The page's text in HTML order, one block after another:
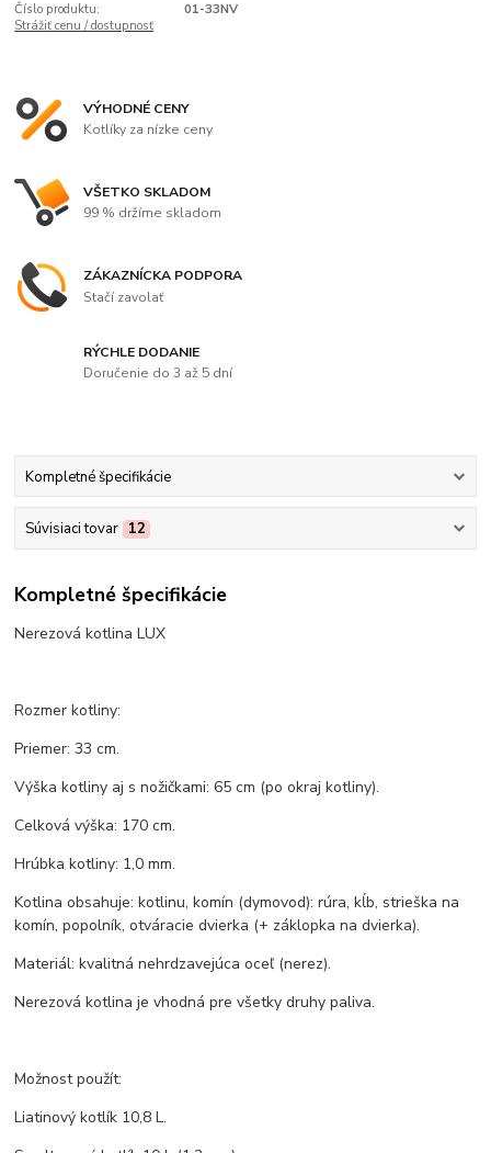
Číslo produktu:
01-33NV
Strážiť cenu / dostupnosť
VÝHODNÉ CENY
Kotlíky za nízke ceny
VŠETKO SKLADOM
99 % držíme skladom
ZÁKAZNÍCKA PODPORA
Stačí zavolať
RÝCHLE DODANIE
Doručenie do 3 až 5 dní
Kompletné špecifikácie
Súvisiaci tovar 12
Kompletné špecifikácie
Nerezová kotlina LUX
Rozmer kotliny:
Priemer: 33 cm.
Výška kotliny aj s nožičkami: 65 cm (po okraj kotliny).
Celková výška: 170 cm.
Hrúbka kotliny: 1,0 mm.
Kotlina obsahuje: kotlinu, komín (dymovod): rúra, kĺb, strieška na
komín, popolník, otváracie dvierka (+ záklopka na dvierka).
Materiál: kvalitná nehrdzavejúca oceľ (nerez).
Nerezová kotlina je vhodná pre všetky druhy paliva.
Možnost použít:
Liatinový kotlík 10,8 L.